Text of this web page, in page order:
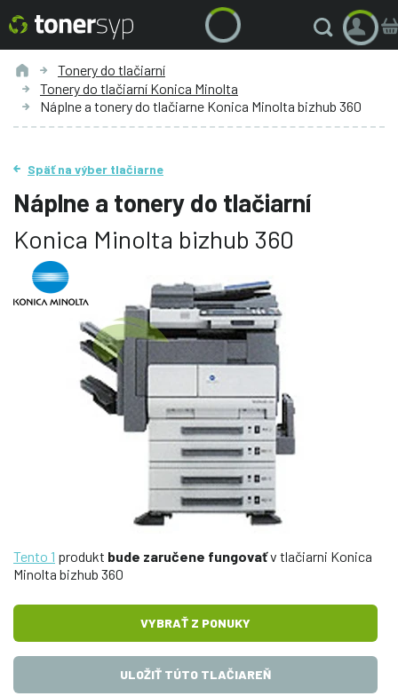
Tonery do tlačiarní
Tonery do tlačiarní Konica Minolta
Náplne a tonery do tlačiarne Konica Minolta bizhub 360
Späť na výber tlačiarne
Náplne a tonery do tlačiarní
Konica Minolta bizhub 360
Tento 1 produkt bude zaručene fungovaťv tlačiarni Konica
Minolta bizhub 360
VYBRAŤ Z PONUKY
ULOŽIŤ TÚTO TLAČIAREŇ